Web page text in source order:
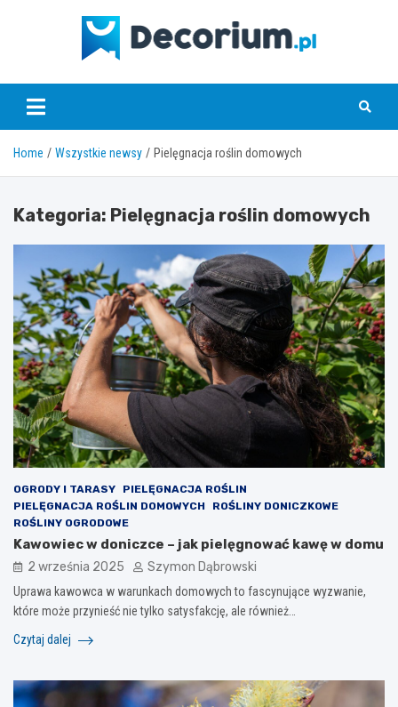
decorium.pl
Home Wszystkie newsy Pielęgnacja roślin domowych
Kategoria: Pielęgnacja roślin domowych
OGRODY I TARASY
PIELĘGNACJA ROŚLIN
PIELĘGNACJA ROŚLIN DOMOWYCH
ROŚLINY DONICZKOWE
ROŚLINY OGRODOWE
Kawowiec w doniczce – jak pielęgnować kawę w domu
2 września 2025 Szymon Dąbrowski
Uprawa kawowca w warunkach domowych to fascynujące wyzwanie,
które może przynieść nie tylko satysfakcję, ale również…
Czytaj dalej